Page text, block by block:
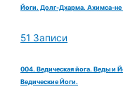
Йоги. Долг-Дхарма. Ахимса-не
51 Записи
004. Ведическая йога. Веды и
Ведические Йоги.